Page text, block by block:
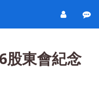
股東會紀念